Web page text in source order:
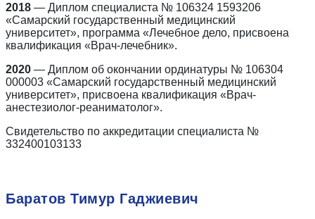
2018 — Диплом специалиста № 106324 1593206
«Самарский государственный медицинский
университет», программа «Лечебное дело, присвоена
квалификация «Врач-лечебник».
2020 — Диплом об окончании ординатуры № 106304
000003 «Самарский государственный медицинский
университет», присвоена квалификация «Врач-
анестезиолог-реаниматолог».
Свидетельство по аккредитации специалиста №
332400103133
Баратов Тимур Гаджиевич